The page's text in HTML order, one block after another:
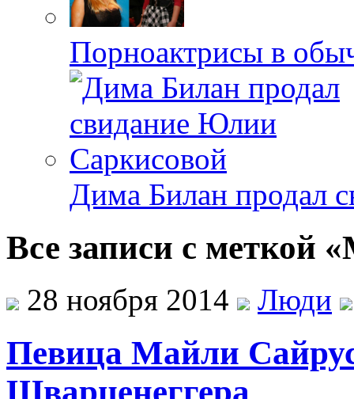
Порноактрисы в
Дима Билан продал
Все записи с меткой
28 ноября 2014 Люди
Певица Майли